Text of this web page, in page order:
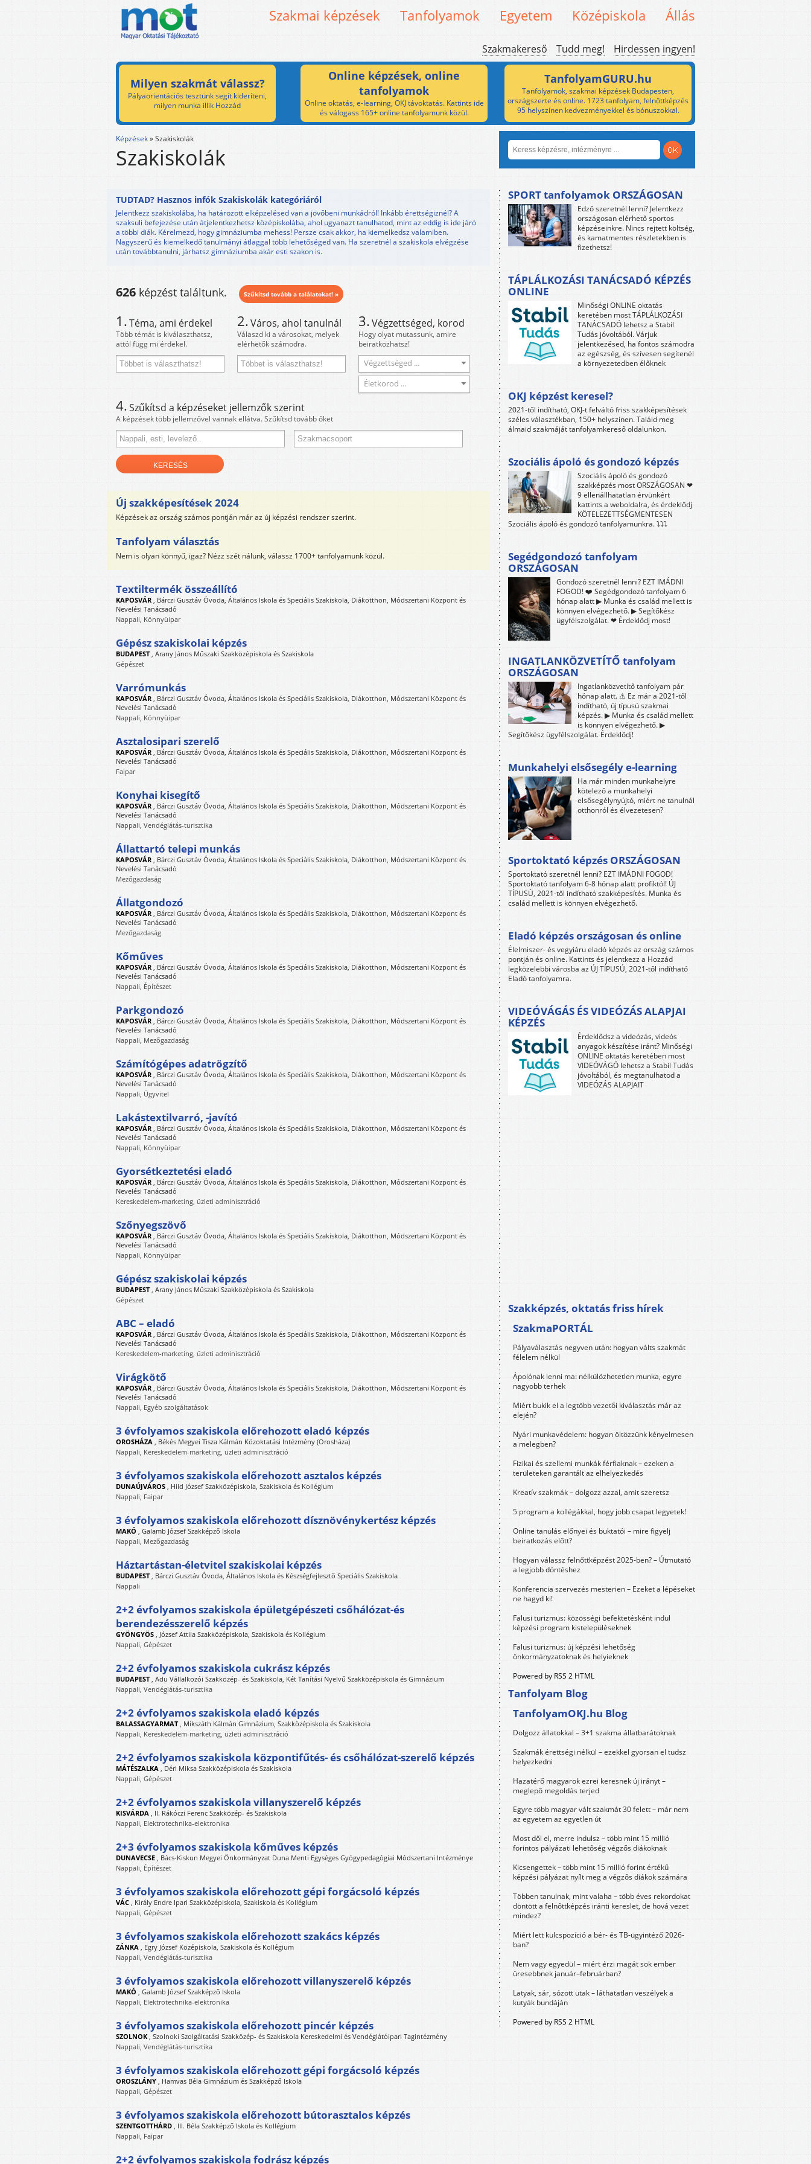
Szakmai képzések Tanfolyamok Egyetem Középiskola Állás
Szakmakereső Tudd meg! Hirdessen ingyen!
Milyen szakmát válassz?
Pályaorientációs tesztünk segít kideríteni,
milyen munka illik Hozzád
Online képzések, online
tanfolyamok
Online oktatás, e-learning, OKJ távoktatás. Kattints ide
és válogass 165+ online tanfolyamunk közül.
TanfolyamGURU.hu
Tanfolyamok, szakmai képzések Budapesten,
országszerte és online. 1723 tanfolyam, felnőttképzés
95 helyszínen kedvezményekkel és bónuszokkal.
Képzések»Szakiskolák
Szakiskolák
TUDTAD? Hasznos infók Szakiskolák kategóriáról
Jelentkezz szakiskolába, ha határozott elképzelésed van a jövőbeni munkádról! Inkább érettségiznél? A
szaksuli befejezése után átjelentkezhetsz középiskolába, ahol ugyanazt tanulhatod, mint az eddig is ide járó
a többi diák. Kérelmezd, hogy gimnáziumba mehess! Persze csak akkor, ha kiemelkedsz valamiben.
Nagyszerű és kiemelkedő tanulmányi átlaggal több lehetőséged van. Ha szeretnél a szakiskola elvégzése
után továbbtanulni, járhatsz gimnáziumba akár esti szakon is.
626 képzést találtunk. Szűkítsd tovább a találatokat! »
1.Téma, ami érdekel
Több témát is kiválaszthatsz,
attól függ mi érdekel.
2.Város, ahol tanulnál
Válaszd ki a városokat, melyek
elérhetők számodra.
3.Végzettséged, korod
Hogy olyat mutassunk, amire
beiratkozhatsz!
Végzettséged ...
Életkorod ...
4.Szűkítsd a képzéseket jellemzők szerint
A képzések több jellemzővel vannak ellátva. Szűkítsd tovább őket
Új szakképesítések 2024
Képzések az ország számos pontján már az új képzési rendszer szerint.
Tanfolyam választás
Nem is olyan könnyű, igaz? Nézz szét nálunk, válassz 1700+ tanfolyamunk közül.
Textiltermék összeállító
KAPOSVÁR , Bárczi Gusztáv Óvoda, Általános Iskola és Speciális Szakiskola, Diákotthon, Módszertani Központ és
Nevelési Tanácsadó
Nappali, Könnyüipar
Gépész szakiskolai képzés
BUDAPEST, Arany János Műszaki Szakközépiskola és Szakiskola
Gépészet
Varrómunkás
KAPOSVÁR , Bárczi Gusztáv Óvoda, Általános Iskola és Speciális Szakiskola, Diákotthon, Módszertani Központ és
Nevelési Tanácsadó
Nappali, Könnyüipar
Asztalosipari szerelő
KAPOSVÁR , Bárczi Gusztáv Óvoda, Általános Iskola és Speciális Szakiskola, Diákotthon, Módszertani Központ és
Nevelési Tanácsadó
Faipar
Konyhai kisegítő
KAPOSVÁR , Bárczi Gusztáv Óvoda, Általános Iskola és Speciális Szakiskola, Diákotthon, Módszertani Központ és
Nevelési Tanácsadó
Nappali, Vendéglátás-turisztika
Állattartó telepi munkás
KAPOSVÁR , Bárczi Gusztáv Óvoda, Általános Iskola és Speciális Szakiskola, Diákotthon, Módszertani Központ és
Nevelési Tanácsadó
Mezőgazdaság
Állatgondozó
KAPOSVÁR , Bárczi Gusztáv Óvoda, Általános Iskola és Speciális Szakiskola, Diákotthon, Módszertani Központ és
Nevelési Tanácsadó
Mezőgazdaság
Kőműves
KAPOSVÁR , Bárczi Gusztáv Óvoda, Általános Iskola és Speciális Szakiskola, Diákotthon, Módszertani Központ és
Nevelési Tanácsadó
Nappali, Építészet
Parkgondozó
KAPOSVÁR , Bárczi Gusztáv Óvoda, Általános Iskola és Speciális Szakiskola, Diákotthon, Módszertani Központ és
Nevelési Tanácsadó
Nappali, Mezőgazdaság
Számítógépes adatrögzítő
KAPOSVÁR , Bárczi Gusztáv Óvoda, Általános Iskola és Speciális Szakiskola, Diákotthon, Módszertani Központ és
Nevelési Tanácsadó
Nappali, Ügyvitel
Lakástextilvarró, -javító
KAPOSVÁR , Bárczi Gusztáv Óvoda, Általános Iskola és Speciális Szakiskola, Diákotthon, Módszertani Központ és
Nevelési Tanácsadó
Nappali, Könnyüipar
Gyorsétkeztetési eladó
KAPOSVÁR , Bárczi Gusztáv Óvoda, Általános Iskola és Speciális Szakiskola, Diákotthon, Módszertani Központ és
Nevelési Tanácsadó
Kereskedelem-marketing, üzleti adminisztráció
Szőnyegszövő
KAPOSVÁR , Bárczi Gusztáv Óvoda, Általános Iskola és Speciális Szakiskola, Diákotthon, Módszertani Központ és
Nevelési Tanácsadó
Nappali, Könnyüipar
Gépész szakiskolai képzés
BUDAPEST, Arany János Műszaki Szakközépiskola és Szakiskola
Gépészet
ABC – eladó
KAPOSVÁR , Bárczi Gusztáv Óvoda, Általános Iskola és Speciális Szakiskola, Diákotthon, Módszertani Központ és
Nevelési Tanácsadó
Kereskedelem-marketing, üzleti adminisztráció
Virágkötő
KAPOSVÁR , Bárczi Gusztáv Óvoda, Általános Iskola és Speciális Szakiskola, Diákotthon, Módszertani Központ és
Nevelési Tanácsadó
Nappali, Egyéb szolgáltatások
3 évfolyamos szakiskola előrehozott eladó képzés
OROSHÁZA , Békés Megyei Tisza Kálmán Közoktatási Intézmény (Orosháza)
Nappali, Kereskedelem-marketing, üzleti adminisztráció
3 évfolyamos szakiskola előrehozott asztalos képzés
DUNAÚJVÁROS , Hild József Szakközépiskola, Szakiskola és Kollégium
Nappali, Faipar
3 évfolyamos szakiskola előrehozott dísznövénykertész képzés
MAKÓ , Galamb József Szakképző Iskola
Nappali, Mezőgazdaság
Háztartástan-életvitel szakiskolai képzés
BUDAPEST, Bárczi Gusztáv Óvoda, Általános Iskola és Készségfejlesztő Speciális Szakiskola
Nappali
2+2 évfolyamos szakiskola épületgépészeti csőhálózat-és
berendezésszerelő képzés
GYÖNGYÖS , József Attila Szakközépiskola, Szakiskola és Kollégium
Nappali, Gépészet
2+2 évfolyamos szakiskola cukrász képzés
BUDAPEST, Adu Vállalkozói Szakközép- és Szakiskola, Két Tanítási Nyelvű Szakközépiskola és Gimnázium
Nappali, Vendéglátás-turisztika
2+2 évfolyamos szakiskola eladó képzés
BALASSAGYARMAT, Mikszáth Kálmán Gimnázium, Szakközépiskola és Szakiskola
Nappali, Kereskedelem-marketing, üzleti adminisztráció
2+2 évfolyamos szakiskola központifűtés- és csőhálózat-szerelő képzés
MÁTÉSZALKA , Déri Miksa Szakközépiskola és Szakiskola
Nappali, Gépészet
2+2 évfolyamos szakiskola villanyszerelő képzés
KISVÁRDA , II. Rákóczi Ferenc Szakközép- és Szakiskola
Nappali, Elektrotechnika-elektronika
2+3 évfolyamos szakiskola kőműves képzés
DUNAVECSE , Bács-Kiskun Megyei Önkormányzat Duna Menti Egységes Gyógypedagógiai Módszertani Intézménye
Nappali, Építészet
3 évfolyamos szakiskola előrehozott gépi forgácsoló képzés
VÁC , Király Endre Ipari Szakközépiskola, Szakiskola és Kollégium
Nappali, Gépészet
3 évfolyamos szakiskola előrehozott szakács képzés
ZÁNKA , Egry József Középiskola, Szakiskola és Kollégium
Nappali, Vendéglátás-turisztika
3 évfolyamos szakiskola előrehozott villanyszerelő képzés
MAKÓ , Galamb József Szakképző Iskola
Nappali, Elektrotechnika-elektronika
3 évfolyamos szakiskola előrehozott pincér képzés
SZOLNOK , Szolnoki Szolgáltatási Szakközép- és Szakiskola Kereskedelmi és Vendéglátóipari Tagintézmény
Nappali, Vendéglátás-turisztika
3 évfolyamos szakiskola előrehozott gépi forgácsoló képzés
OROSZLÁNY , Hamvas Béla Gimnázium és Szakképző Iskola
Nappali, Gépészet
3 évfolyamos szakiskola előrehozott bútorasztalos képzés
SZENTGOTTHÁRD , III. Béla Szakképző Iskola és Kollégium
Nappali, Faipar
2+2 évfolyamos szakiskola fodrász képzés
SPORT tanfolyamok ORSZÁGOSAN
Edző szeretnél lenni? Jelentkezz
országosan elérhető sportos
képzéseinkre. Nincs rejtett költség,
és kamatmentes részletekben is
fizethetsz!
TÁPLÁLKOZÁSI TANÁCSADÓ KÉPZÉS
ONLINE
Minőségi ONLINE oktatás
keretében most TÁPLÁLKOZÁSI
TANÁCSADÓ lehetsz a Stabil
Tudás jóvoltából. Várjuk
jelentkezésed, ha fontos számodra
az egészség, és szívesen segítenél
a környezetedben élőknek
OKJ képzést keresel?
2021-től indítható, OKJ-t felváltó friss szakképesítések
széles választékban, 150+ helyszínen. Találd meg
álmaid szakmáját tanfolyamkereső oldalunkon.
Szociális ápoló és gondozó képzés
Szociális ápoló és gondozó
szakképzés most ORSZÁGOSAN ❤
9 ellenállhatatlan érvünkért
kattints a weboldalra, és érdeklődj
KÖTELEZETTSÉGMENTESEN
Szociális ápoló és gondozó tanfolyamunkra. ⤵⤵⤵
Segédgondozó tanfolyam
ORSZÁGOSAN
Gondozó szeretnél lenni? EZT IMÁDNI
FOGOD! ❤️ Segédgondozó tanfolyam 6
hónap alatt ▶ Munka és család mellett is
könnyen elvégezhető. ▶ Segítőkész
ügyfélszolgálat. ❤ Érdeklődj most!
INGATLANKÖZVETÍTŐ tanfolyam
ORSZÁGOSAN
Ingatlanközvetítő tanfolyam pár
hónap alatt. ⚠ Ez már a 2021-től
indítható, új típusú szakmai
képzés. ▶ Munka és család mellett
is könnyen elvégezhető. ▶
Segítőkész ügyfélszolgálat. Érdeklődj!
Munkahelyi elsősegély e-learning
Ha már minden munkahelyre
kötelező a munkahelyi
elsősegélynyújtó, miért ne tanulnál
otthonról és élvezetesen?
Sportoktató képzés ORSZÁGOSAN
Sportoktató szeretnél lenni? EZT IMÁDNI FOGOD!
Sportoktató tanfolyam 6-8 hónap alatt profiktól! ÚJ
TÍPUSÚ, 2021-től indítható szakképesítés. Munka és
család mellett is könnyen elvégezhető.
Eladó képzés országosan és online
Élelmiszer- és vegyiáru eladó képzés az ország számos
pontján és online. Kattints és jelentkezz a Hozzád
legközelebbi városba az ÚJ TÍPUSÚ, 2021-től indítható
Eladó tanfolyamra.
VIDEÓVÁGÁS ÉS VIDEÓZÁS ALAPJAI
KÉPZÉS
Érdeklődsz a videózás, videós
anyagok készítése iránt? Minőségi
ONLINE oktatás keretében most
VIDEÓVÁGÓ lehetsz a Stabil Tudás
jóvoltából, és megtanulhatod a
VIDEÓZÁS ALAPJAIT
Szakképzés, oktatás friss hírek
SzakmaPORTÁL
Pályaválasztás negyven után: hogyan válts szakmát
félelem nélkül
Ápolónak lenni ma: nélkülözhetetlen munka, egyre
nagyobb terhek
Miért bukik el a legtöbb vezetői kiválasztás már az
elején?
Nyári munkavédelem: hogyan öltözzünk kényelmesen
a melegben?
Fizikai és szellemi munkák férfiaknak – ezeken a
területeken garantált az elhelyezkedés
Kreatív szakmák – dolgozz azzal, amit szeretsz
5 program a kollégákkal, hogy jobb csapat legyetek!
Online tanulás előnyei és buktatói – mire figyelj
beiratkozás előtt?
Hogyan válassz felnőttképzést 2025-ben? – Útmutató
a legjobb döntéshez
Konferencia szervezés mesterien – Ezeket a lépéseket
ne hagyd ki!
Falusi turizmus: közösségi befektetésként indul
képzési program kistelepüléseknek
Falusi turizmus: új képzési lehetőség
önkormányzatoknak és helyieknek
Powered by RSS 2 HTML
Tanfolyam Blog
TanfolyamOKJ.hu Blog
Dolgozz állatokkal – 3+1 szakma állatbarátoknak
Szakmák érettségi nélkül – ezekkel gyorsan el tudsz
helyezkedni
Hazatérő magyarok ezrei keresnek új irányt –
meglepő megoldás terjed
Egyre több magyar vált szakmát 30 felett – már nem
az egyetem az egyetlen út
Most dől el, merre indulsz – több mint 15 millió
forintos pályázati lehetőség végzős diákoknak
Kicsengettek – több mint 15 millió forint értékű
képzési pályázat nyílt meg a végzős diákok számára
Többen tanulnak, mint valaha – több éves rekordokat
döntött a felnőttképzés iránti kereslet, de hová vezet
mindez?
Miért lett kulcspozíció a bér- és TB-ügyintéző 2026-
ban?
Nem vagy egyedül – miért érzi magát sok ember
üresebbnek január–februárban?
Latyak, sár, sózott utak – láthatatlan veszélyek a
kutyák bundáján
Powered by RSS 2 HTML